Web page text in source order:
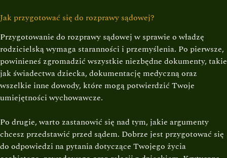
Jak przygotować się do rozprawy sądowej?
Przygotowanie do rozprawy sądowej w sprawie o władzę
rodzicielską wymaga staranności i przemyślenia. Po pierwsze,
powinieneś zgromadzić wszystkie niezbędne dokumenty, takie
jak świadectwa dziecka, dokumentację medyczną oraz
wszelkie inne dowody, które mogą potwierdzić Twoje
umiejętności wychowawcze.
Po drugie, warto zastanowić się nad tym, jakie argumenty
chcesz przedstawić przed sądem. Dobrze jest przygotować się
do odpowiedzi na pytania dotyczące Twojego życia